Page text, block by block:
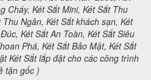
Cháy, Két Sắt Mini, Két Sắt Thu
Ngân, Két Sắt khách sạn, Két
Két Sắt An Toàn, Két Sắt Siêu
Phá, Két Sắt Bảo Mật, Két Sắt
Két Sắt lắp đặt cho các công trình
tận gốc )